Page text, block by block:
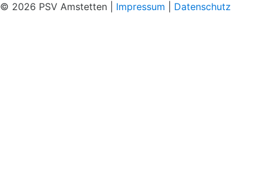
© 2026 PSV Amstetten | Impressum Datenschutz